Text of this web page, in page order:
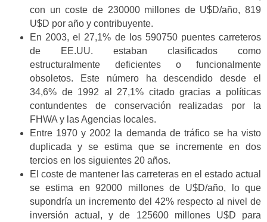
con un coste de 230000 millones de U$D/año, 819
U$D por año y contribuyente.
En 2003, el 27,1% de los 590750 puentes carreteros
de EE.UU. estaban clasificados como
estructuralmente deficientes o funcionalmente
obsoletos. Este número ha descendido desde el
34,6% de 1992 al 27,1% citado gracias a políticas
contundentes de conservación realizadas por la
FHWA y las Agencias locales.
Entre 1970 y 2002 la demanda de tráfico se ha visto
duplicada y se estima que se incremente en dos
tercios en los siguientes 20 años.
El coste de mantener las carreteras en el estado actual
se estima en 92000 millones de U$D/año, lo que
supondría un incremento del 42% respecto al nivel de
inversión actual, y de 125600 millones U$D para